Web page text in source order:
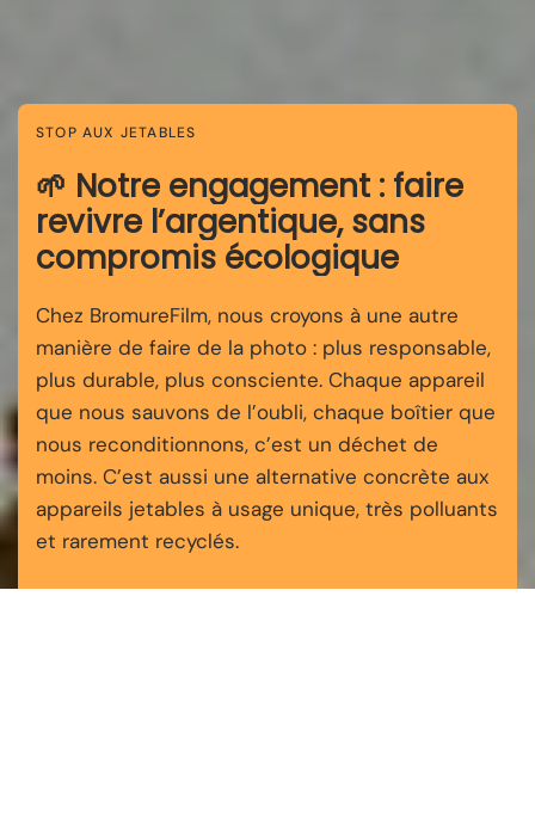
STOP AUX JETABLES
🌱 Notre engagement : faire
revivre l’argentique, sans
compromis écologique
Chez BromureFilm, nous croyons à une autre
manière de faire de la photo : plus responsable,
plus durable, plus consciente. Chaque appareil
que nous sauvons de l’oubli, chaque boîtier que
nous reconditionnons, c’est un déchet de
moins. C’est aussi une alternative concrète aux
appareils jetables à usage unique, très polluants
et rarement recyclés.